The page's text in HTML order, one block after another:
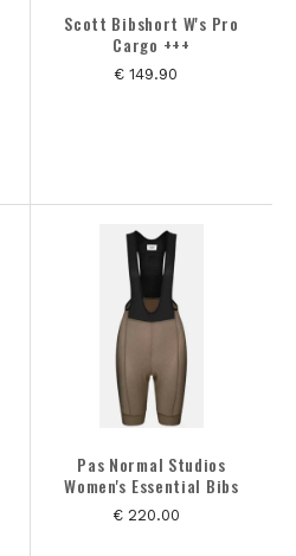
Scott Bibshort W's Pro
Cargo +++
€ 149.90
Pas Normal Studios
Women's Essential Bibs
€ 220.00